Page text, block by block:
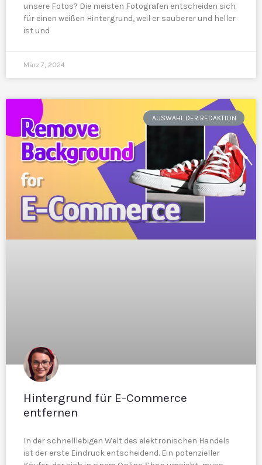
unsere Fotos? Die meisten Fotografen entscheiden sich
für einen weißen Hintergrund, weil er sauberer und heller
ist und
März 7, 2024
AUSWAHL DER REDAKTION
Hintergrund für E-Commerce
entfernen
In der schnelllebigen Welt des elektronischen Handels
ist der erste Eindruck entscheidend. Ein potenzieller